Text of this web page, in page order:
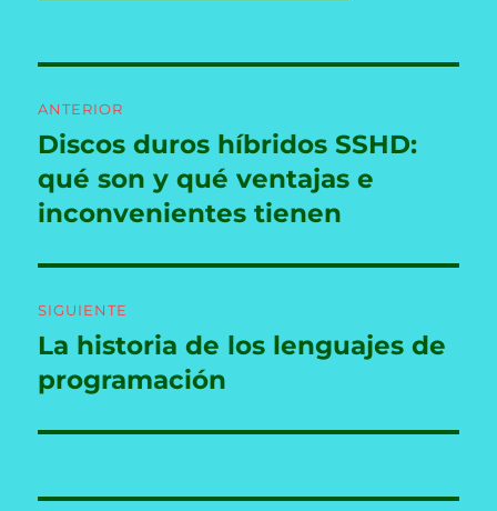
de
entradas
ANTERIOR
Entrada
anterior:
Discos duros híbridos SSHD:
qué son y qué ventajas e
inconvenientes tienen
SIGUIENTE
Entrada
siguiente:
La historia de los lenguajes de
programación